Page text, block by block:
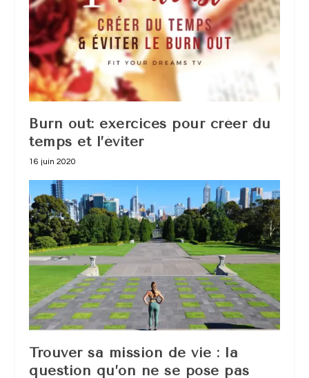
Burn out: exercices pour créer du
temps et l’éviter
16 juin 2020
Trouver sa mission de vie : la
question qu’on ne se pose pas